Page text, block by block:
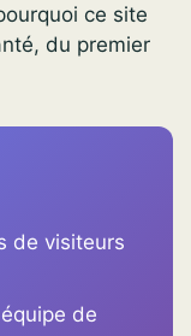
ce site
du premier
de visiteurs
de